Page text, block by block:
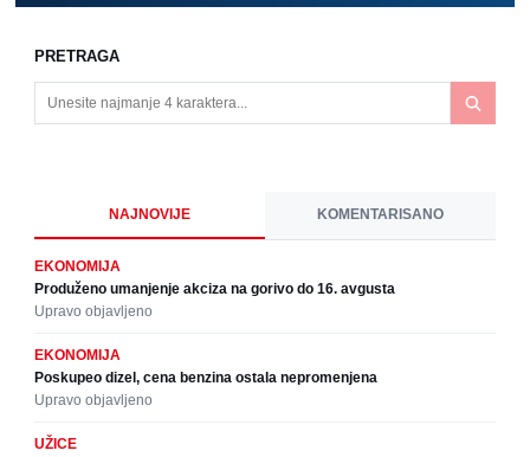
PRETRAGA
NAJNOVIJE KOMENTARISANO
EKONOMIJA
Produženo umanjenje akciza na gorivo do 16. avgusta
Upravo objavljeno
EKONOMIJA
Poskupeo dizel, cena benzina ostala nepromenjena
Upravo objavljeno
UŽICE